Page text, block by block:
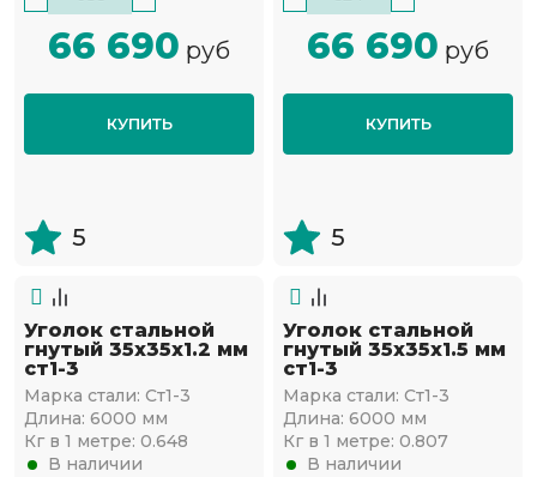
66 690 руб
КУПИТЬ
5
66 690 руб
КУПИТЬ
5
Уголок стальной
гнутый 35х35x1.2 мм
ст1-3
Марка стали: Ст1-3
Длина: 6000 мм
Кг в 1 метре: 0.648
В наличии
Уголок стальной
гнутый 35х35x1.5 мм
ст1-3
Марка стали: Ст1-3
Длина: 6000 мм
Кг в 1 метре: 0.807
В наличии